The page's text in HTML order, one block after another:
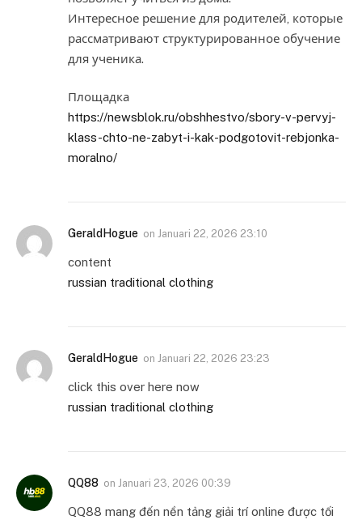
Интересное решение для родителей, которые
рассматривают структурированное обучение
для ученика.
Площадка
https://newsblok.ru/obshhestvo/sbory-v-pervyj-
klass-chto-ne-zabyt-i-kak-podgotovit-rebjonka-
moralno/
GeraldHogue on Januari 22, 2026 23:10
content
russian traditional clothing
GeraldHogue on Januari 22, 2026 23:23
click this over here now
russian traditional clothing
QQ88 on Januari 23, 2026 00:39
QQ88 mang đến nền tảng giải trí online được tối